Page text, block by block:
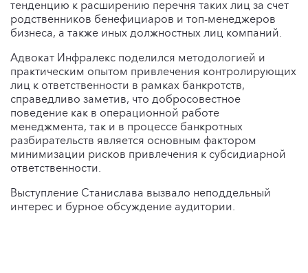
тенденцию к расширению перечня таких лиц за счет
родственников бенефициаров и топ-менеджеров
бизнеса, а также иных должностных лиц компаний.
Адвокат Инфралекс поделился методологией и
практическим опытом привлечения контролирующих
лиц к ответственности в рамках банкротств,
справедливо заметив, что добросовестное
поведение как в операционной работе
менеджмента, так и в процессе банкротных
разбирательств является основным фактором
минимизации рисков привлечения к субсидиарной
ответственности.
Выступление Станислава вызвало неподдельный
интерес и бурное обсуждение аудитории.